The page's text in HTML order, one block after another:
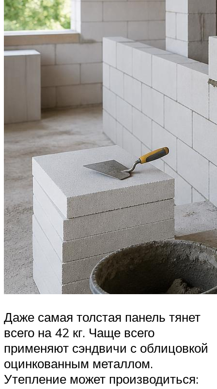
Даже самая толстая панель тянет
всего на 42 кг. Чаще всего
применяют сэндвичи с облицовкой
оцинкованным металлом.
Утепление может производиться: